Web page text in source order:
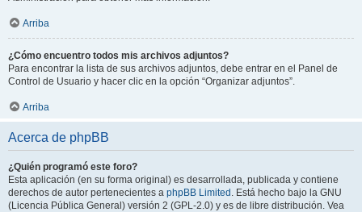
Arriba
¿Cómo encuentro todos mis archivos adjuntos?
Para encontrar la lista de sus archivos adjuntos, debe entrar en el Panel de
Control de Usuario y hacer clic en la opción “Organizar adjuntos”.
Arriba
Acerca de phpBB
¿Quién programó este foro?
Esta aplicación (en su forma original) es desarrollada, publicada y contiene
derechos de autor pertenecientes a phpBB Limited . Está hecho bajo la GNU
(Licencia Pública General) versión 2 (GPL-2.0) y es de libre distribución. Vea